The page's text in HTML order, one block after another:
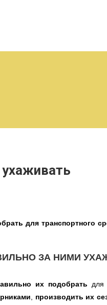
для транспортного
ЗА НИМИ
их подобрать для
, производить их